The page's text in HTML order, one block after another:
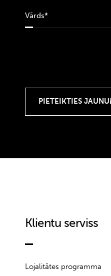
Klientu serviss
Lojalitātes programma